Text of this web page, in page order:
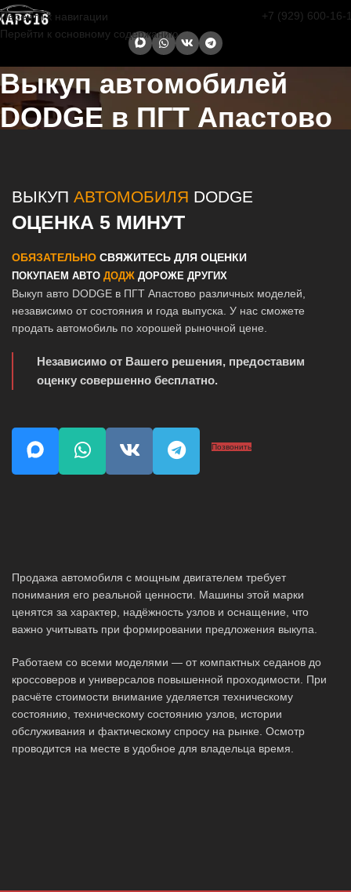
Перейти к навигации
Перейти к основному содержанию
+7 (929) 600-16-
Выкуп автомобилей
DODGE в ПГТ Апастово
ВЫКУП АВТОМОБИЛЯ DODGE
ОЦЕНКА 5 МИНУТ
ОБЯЗАТЕЛЬНО СВЯЖИТЕСЬ ДЛЯ ОЦЕНКИ
ПОКУПАЕМ АВТО ДОДЖ ДОРОЖЕ ДРУГИХ
Выкуп авто DODGE в ПГТ Апастово различных моделей,
независимо от состояния и года выпуска. У нас сможете
продать автомобиль по хорошей рыночной цене.
Независимо от Вашего решения, предоставим
оценку совершенно бесплатно.
Позвонить
Продажа автомобиля с мощным двигателем требует
понимания его реальной ценности. Машины этой марки
ценятся за характер, надёжность узлов и оснащение, что
важно учитывать при формировании предложения выкупа.
Работаем со всеми моделями — от компактных седанов до
кроссоверов и универсалов повышенной проходимости. При
расчёте стоимости внимание уделяется техническому
состоянию, техническому состоянию узлов, истории
обслуживания и фактическому спросу на рынке. Осмотр
проводится на месте в удобное для владельца время.